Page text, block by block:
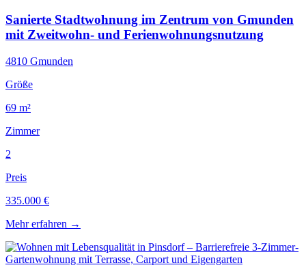
Sanierte Stadtwohnung im Zentrum von Gmunden
mit Zweitwohn- und Ferienwohnungsnutzung
4810 Gmunden
Größe
69 m²
Zimmer
2
Preis
335.000 €
Mehr erfahren →